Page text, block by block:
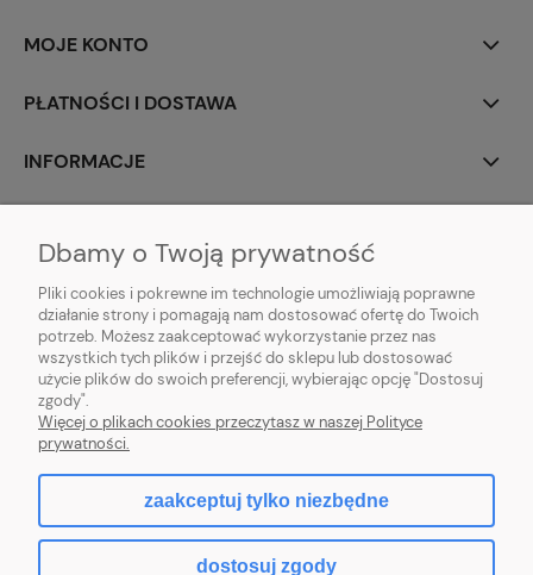
MOJE KONTO
PŁATNOŚCI I DOSTAWA
INFORMACJE
animotki Anna Oprzędek
ul. Floriańska 3
41-500 Chorzów
sklep@animotki.pl
tel. 607090859
Dbamy o Twoją prywatność
Pliki cookies i pokrewne im technologie umożliwiają poprawne
działanie strony i pomagają nam dostosować ofertę do Twoich
potrzeb. Możesz zaakceptować wykorzystanie przez nas
wszystkich tych plików i przejść do sklepu lub dostosować
użycie plików do swoich preferencji, wybierając opcję "Dostosuj
zgody".
Więcej o plikach cookies przeczytasz w naszej Polityce
prywatności.
zaakceptuj tylko niezbędne
dostosuj zgody